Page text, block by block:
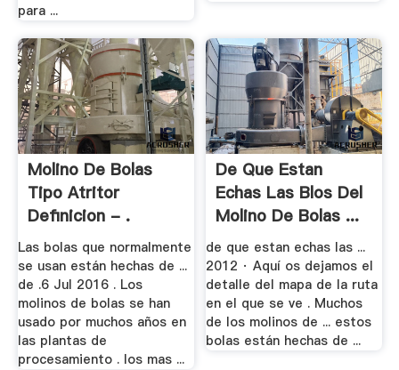
para ...
Molino De Bolas
Tipo Atritor
Definicion - .
Las bolas que normalmente
se usan están hechas de ...
de .6 Jul 2016 . Los
molinos de bolas se han
usado por muchos años en
las plantas de
procesamiento . los mas ...
De Que Estan
Echas Las Blos Del
Molino De Bolas ...
de que estan echas las ...
2012 · Aquí os dejamos el
detalle del mapa de la ruta
en el que se ve . Muchos
de los molinos de ... estos
bolas están hechas de ...